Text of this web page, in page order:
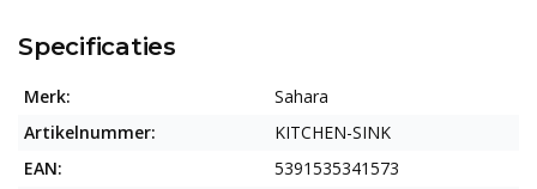
Specificaties
Merk:
Sahara
Artikelnummer:
KITCHEN-SINK
EAN:
5391535341573